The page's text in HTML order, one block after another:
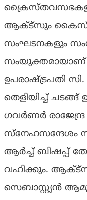
ആക്ട്സും
സംഘടനകളും
സംയുക്തമായാണ്
ഉപരാഷ്ട്രപതി
തെളിയിച്ച് ചടങ്ങ്
ഗവര്‍ണര്‍
സ്നേഹസന്ദേശം
ആര്‍ച്ച് ബിഷപ്പ്
വഹിക്കും.
സെബാസ്റ്റ്യന്‍